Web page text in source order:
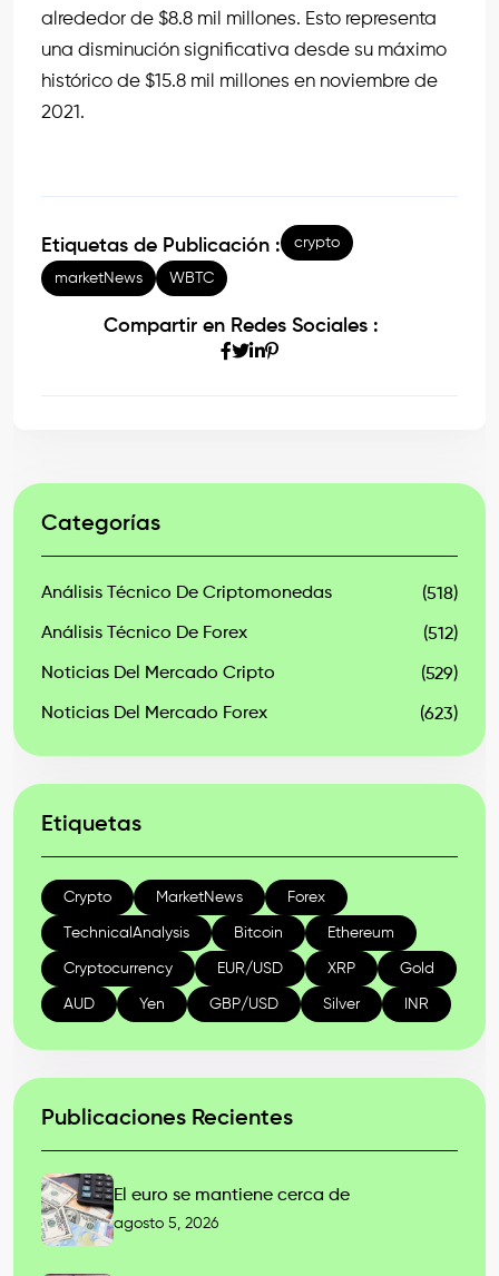
alrededor de $8.8 mil millones. Esto representa
una disminución significativa desde su máximo
histórico de $15.8 mil millones en noviembre de
2021.
Etiquetas de Publicación : crypto
marketNews WBTC
Compartir en Redes Sociales :
Categorías
Análisis Técnico De Criptomonedas (518)
Análisis Técnico De Forex (512)
Noticias Del Mercado Cripto (529)
Noticias Del Mercado Forex (623)
Etiquetas
Crypto MarketNews Forex
TechnicalAnalysis Bitcoin Ethereum
Cryptocurrency EUR/USD XRP Gold
AUD Yen GBP/USD Silver INR
Publicaciones Recientes
El euro se mantiene cerca de
agosto 5, 2026